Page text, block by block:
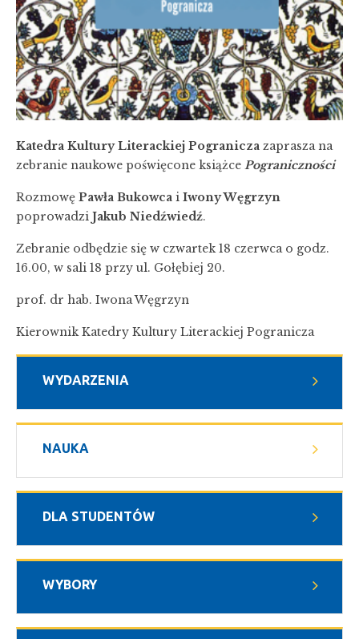
WYDARZENIA
NAUKA
DLA STUDENTÓW
WYBORY
Katedra Kultury Literackiej Pogranicza zaprasza na
zebranie naukowe poświęcone książce Pograniczności
Rozmowę Pawła Bukowca i Iwony Węgrzyn
poprowadzi Jakub Niedźwiedź.
Zebranie odbędzie się w czwartek 18 czerwca o godz.
16.00, w sali 18 przy ul. Gołębiej 20.
prof. dr hab. Iwona Węgrzyn
Kierownik Katedry Kultury Literackiej Pogranicza